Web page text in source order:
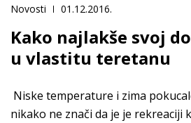
Novosti 01.12.2016.
Kako najlakše svoj
u vlastitu teretanu
Niske temperature i zima
nikako ne znači da je je rekreaciji